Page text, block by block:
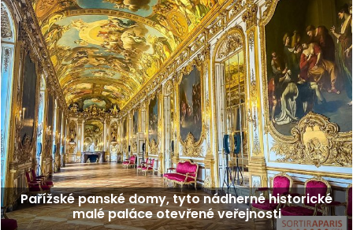
Pařížské panské domy, tyto nádherné historické
malé paláce otevřené veřejnosti